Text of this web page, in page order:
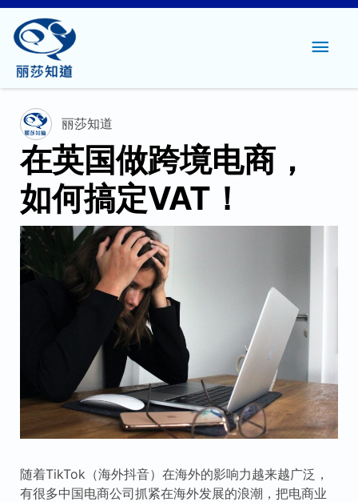
主
菜
丽莎知道
在英国做跨境电商，
如何搞定VAT！
随着TikTok（海外抖音）在海外的影响力越来越广泛，
有很多中国电商公司抓紧在海外发展的浪潮，把电商业